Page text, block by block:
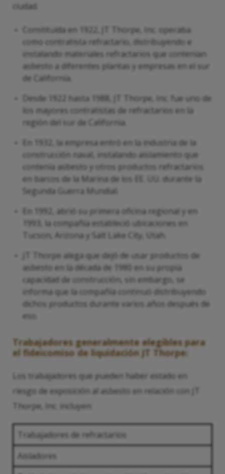
ciudad.
Constituida en 1922, JT Thorpe, Inc. operaba
como contratista refractario, distribuyendo e
instalando materiales refractarios que contenían
asbesto a diferentes plantas y empresas en el sur
de California.
Desde 1922 hasta 1988, JT Thorpe, Inc. fue uno de
los mayores contratistas de refractarios en la
región del sur de California.
En 1932, la empresa entró en la industria de la
construcción naval, instalando aislamiento que
contenía asbesto y otros productos refractarios
en barcos de la Marina de los EE. UU. durante la
Segunda Guerra Mundial.
En 1992, abrió su primera oficina regional y en
1993, la compañía estableció ubicaciones en
Tucson, Arizona y Salt Lake City, Utah.
JT Thorpe alega que dejó de usar productos de
asbesto en la década de 1980 en su propia
capacidad de construcción, sin embargo, se
informa que la compañía continuó distribuyendo
dichos productos durante varios años después de
eso.
Trabajadores generalmente elegibles para
el fideicomiso de liquidación JT Thorpe:
Los trabajadores que pueden haber estado en
riesgo de exposición al asbesto en relación con JT
Thorpe, Inc. incluyen:
Trabajadores de refractarios
Aisladores